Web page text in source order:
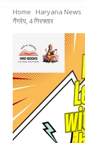
Home Haryana News
गैंगरेप, 4 गिरफ्तार